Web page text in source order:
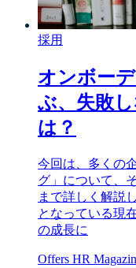
採用
オンボー
ぶ、失敗
は？
今回は、多くの
グ」について、
まで詳しく解説
となっている現
の成長に
Offers HR